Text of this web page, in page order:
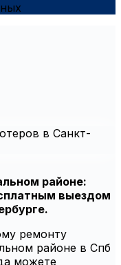
районе:
выездом
ремонту
районе в Спб
можете